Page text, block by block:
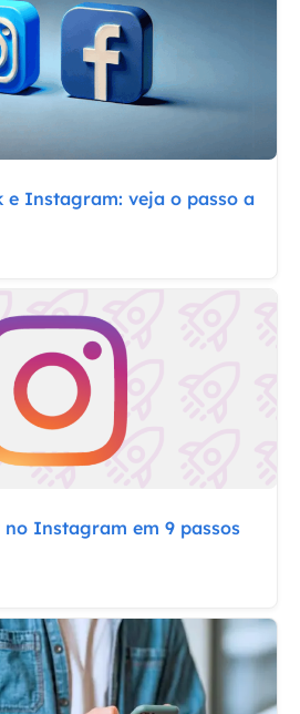
e Instagram: veja o passo a
Instagram em 9 passos